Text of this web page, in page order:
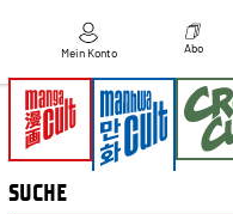
Mein Konto Abo